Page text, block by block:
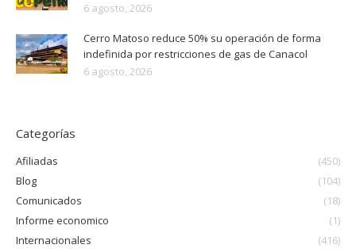
6 agosto, 2026
Cerro Matoso reduce 50% su operación de forma
indefinida por restricciones de gas de Canacol
6 agosto, 2026
Categorías
Afiliadas
(450)
Blog
(104)
Comunicados
(18)
Informe economico
(1)
Internacionales
(416)